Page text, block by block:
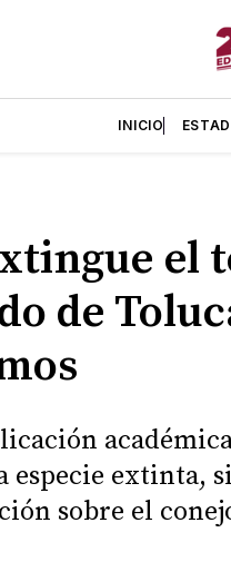
INICIO
el
de
especie extinta,
sobre el